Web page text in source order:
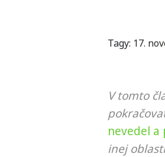
Tagy: 17.
V tomto
nevedel
inej